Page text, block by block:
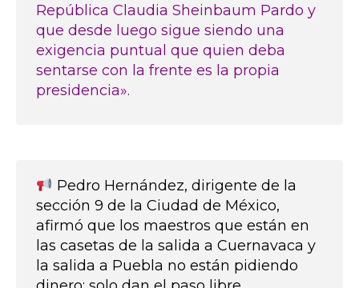
República Claudia Sheinbaum Pardo y
que desde luego sigue siendo una
exigencia puntual que quien deba
sentarse con la frente es la propia
presidencia».
Pedro Hernández, dirigente de la
sección 9 de la Ciudad de México,
afirmó que los maestros que están en
las casetas de la salida a Cuernavaca y
la salida a Puebla no están pidiendo